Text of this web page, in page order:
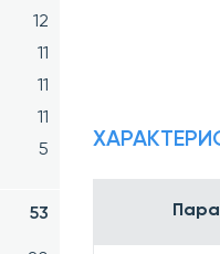
12
11
11
11
5
53